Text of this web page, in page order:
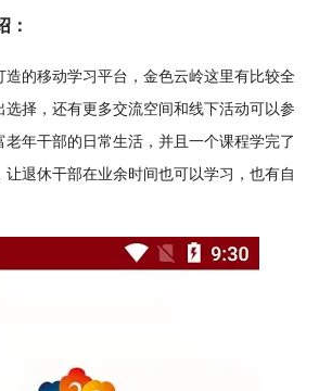
：
的移动学习平台，金色云岭这里有比较全
选择，还有更多交流空间和线下活动可以参
年干部的日常生活，并且一个课程学完了
退休干部在业余时间也可以学习，也有自